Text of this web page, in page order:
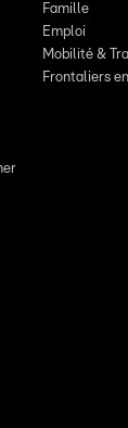
Famille
Emploi
Mobilité &
Frontaliers